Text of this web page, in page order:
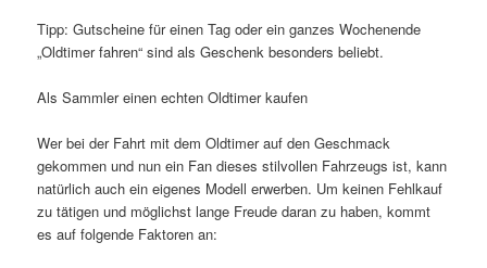
Tipp: Gutscheine für einen Tag oder ein ganzes Wochenende
„Oldtimer fahren“ sind als Geschenk besonders beliebt.
Als Sammler einen echten Oldtimer kaufen
Wer bei der Fahrt mit dem Oldtimer auf den Geschmack
gekommen und nun ein Fan dieses stilvollen Fahrzeugs ist, kann
natürlich auch ein eigenes Modell erwerben. Um keinen Fehlkauf
zu tätigen und möglichst lange Freude daran zu haben, kommt
es auf folgende Faktoren an: